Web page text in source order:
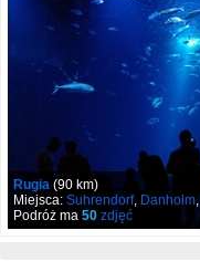
Rugia (90 km)
Miejsca: Suhrendorf, Danholm,
Podróż ma 50 zdjęć